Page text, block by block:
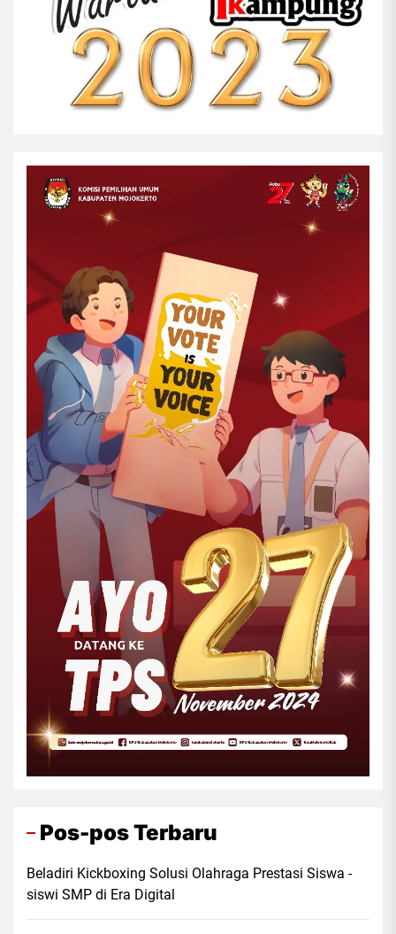
Pos-pos Terbaru
Beladiri Kickboxing Solusi Olahraga Prestasi Siswa -
siswi SMP di Era Digital